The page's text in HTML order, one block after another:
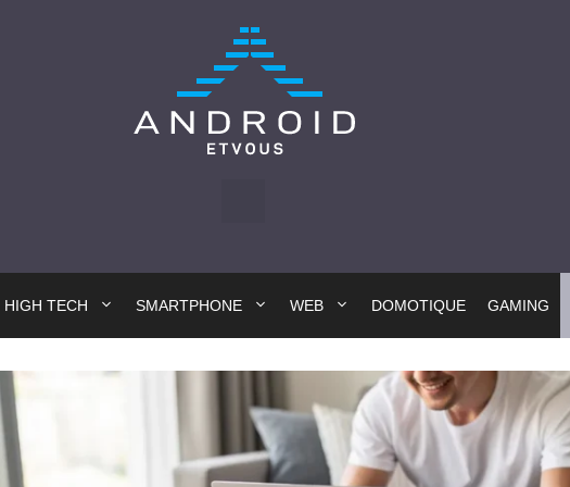
HIGH TECH SMARTPHONE WEB DOMOTIQUE GAMING